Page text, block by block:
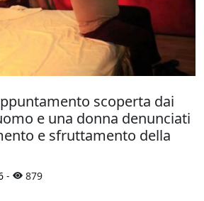
scoperta dai
e una donna denunciati
e sfruttamento della
- 879